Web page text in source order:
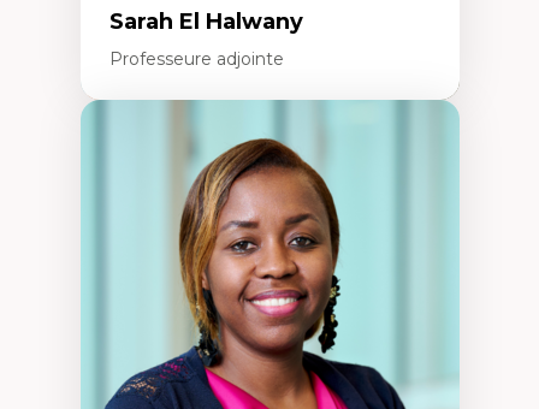
Sarah El Halwany
Professeure adjointe
Les apports pédagogiques des théories de
l'affect, du posthumanisme, du féminisme
dans l'éducation aux sciences
L'apprentissage des sciences/STIM dans une
perspective socioécologique de care
L’insertion professionnelle des
enseignant.e.s